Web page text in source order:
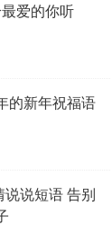
爱的你听
的新年祝福语
说短语 告别